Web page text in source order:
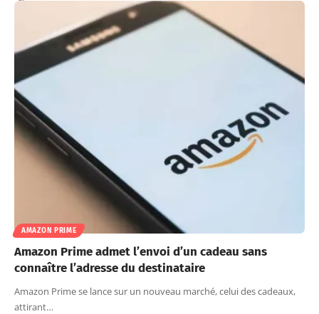
AMAZON PRIME
Amazon Prime admet l’envoi d’un cadeau sans
connaître l’adresse du destinataire
Amazon Prime se lance sur un nouveau marché, celui des cadeaux,
attirant…